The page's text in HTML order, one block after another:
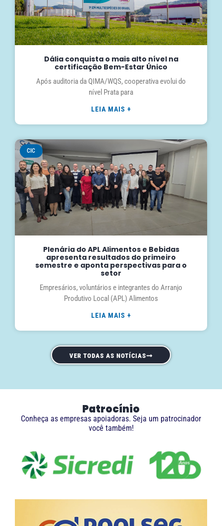
Dália conquista o mais alto nível na
certificação Bem-Estar Único
Após auditoria da QIMA/WQS, cooperativa evolui do
nível Prata para
LEIA MAIS +
CIC
Plenária do APL Alimentos e Bebidas
apresenta resultados do primeiro
semestre e aponta perspectivas para o
setor
Empresários, voluntários e integrantes do Arranjo
Produtivo Local (APL) Alimentos
LEIA MAIS +
VER TODAS AS NOTÍCIAS
Patrocínio
Conheça as empresas apoiadoras. Seja um patrocinador
você também!